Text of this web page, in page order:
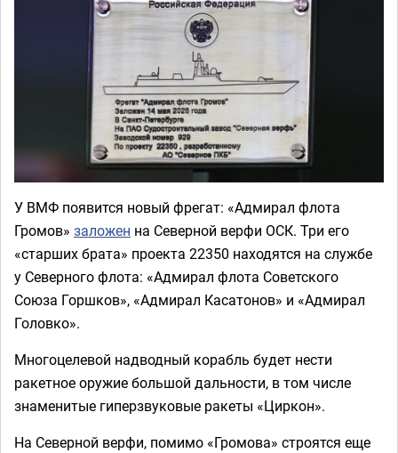
У ВМФ появится новый фрегат: «Адмирал флота
Громов» заложен на Северной верфи ОСК. Три его
«старших брата» проекта 22350 находятся на службе
у Северного флота: «Адмирал флота Советского
Союза Горшков», «Адмирал Касатонов» и «Адмирал
Головко».
Многоцелевой надводный корабль будет нести
ракетное оружие большой дальности, в том числе
знаменитые гиперзвуковые ракеты «Циркон».
На Северной верфи, помимо «Громова» строятся еще